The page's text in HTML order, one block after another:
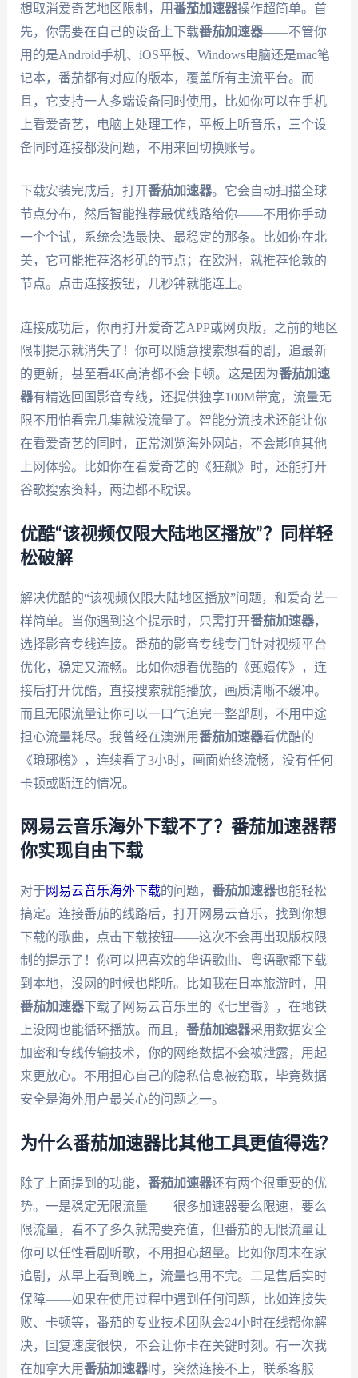
想取消爱奇艺地区限制，用番茄加速器操作超简单。首
先，你需要在自己的设备上下载番茄加速器——不管你
用的是Android手机、iOS平板、Windows电脑还是mac笔
记本，番茄都有对应的版本，覆盖所有主流平台。而
且，它支持一人多端设备同时使用，比如你可以在手机
上看爱奇艺，电脑上处理工作，平板上听音乐，三个设
备同时连接都没问题，不用来回切换账号。
下载安装完成后，打开番茄加速器。它会自动扫描全球
节点分布，然后智能推荐最优线路给你——不用你手动
一个个试，系统会选最快、最稳定的那条。比如你在北
美，它可能推荐洛杉矶的节点；在欧洲，就推荐伦敦的
节点。点击连接按钮，几秒钟就能连上。
连接成功后，你再打开爱奇艺APP或网页版，之前的地区
限制提示就消失了！你可以随意搜索想看的剧，追最新
的更新，甚至看4K高清都不会卡顿。这是因为番茄加速
器有精选回国影音专线，还提供独享100M带宽，流量无
限不用怕看完几集就没流量了。智能分流技术还能让你
在看爱奇艺的同时，正常浏览海外网站，不会影响其他
上网体验。比如你在看爱奇艺的《狂飙》时，还能打开
谷歌搜索资料，两边都不耽误。
优酷“该视频仅限大陆地区播放”？同样轻
松破解
解决优酷的“该视频仅限大陆地区播放”问题，和爱奇艺一
样简单。当你遇到这个提示时，只需打开番茄加速器，
选择影音专线连接。番茄的影音专线专门针对视频平台
优化，稳定又流畅。比如你想看优酷的《甄嬛传》，连
接后打开优酷，直接搜索就能播放，画质清晰不缓冲。
而且无限流量让你可以一口气追完一整部剧，不用中途
担心流量耗尽。我曾经在澳洲用番茄加速器看优酷的
《琅琊榜》，连续看了3小时，画面始终流畅，没有任何
卡顿或断连的情况。
网易云音乐海外下载不了？番茄加速器帮
你实现自由下载
对于 网易云音乐海外下载的问题， 番茄加速器也能轻松
搞定。连接番茄的线路后，打开网易云音乐，找到你想
下载的歌曲，点击下载按钮——这次不会再出现版权限
制的提示了！你可以把喜欢的华语歌曲、粤语歌都下载
到本地，没网的时候也能听。比如我在日本旅游时，用
番茄加速器下载了网易云音乐里的《七里香》，在地铁
上没网也能循环播放。而且， 番茄加速器采用数据安全
加密和专线传输技术，你的网络数据不会被泄露，用起
来更放心。不用担心自己的隐私信息被窃取，毕竟数据
安全是海外用户最关心的问题之一。
为什么番茄加速器比其他工具更值得选？
除了上面提到的功能， 番茄加速器还有两个很重要的优
势。一是稳定无限流量——很多加速器要么限速，要么
限流量，看不了多久就需要充值，但番茄的无限流量让
你可以任性看剧听歌，不用担心超量。比如你周末在家
追剧，从早上看到晚上，流量也用不完。二是售后实时
保障——如果在使用过程中遇到任何问题，比如连接失
败、卡顿等，番茄的专业技术团队会24小时在线帮你解
决，回复速度很快，不会让你卡在关键时刻。有一次我
在加拿大用番茄加速器时，突然连接不上，联系客服